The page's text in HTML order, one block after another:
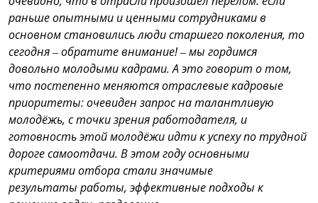
раньше опытными и ценными сотрудниками в
основном становились люди старшего поколения, то
сегодня – обратите внимание! – мы гордимся
довольно молодыми кадрами. А это говорит о том,
что постепенно меняются отраслевые кадровые
приоритеты: очевиден запрос на талантливую
молодёжь, с точки зрения работодателя, и
готовность этой молодёжи идти к успеху по трудной
дороге самоотдачи. В этом году основными
критериями отбора стали значимые
результаты работы, эффективные подходы к